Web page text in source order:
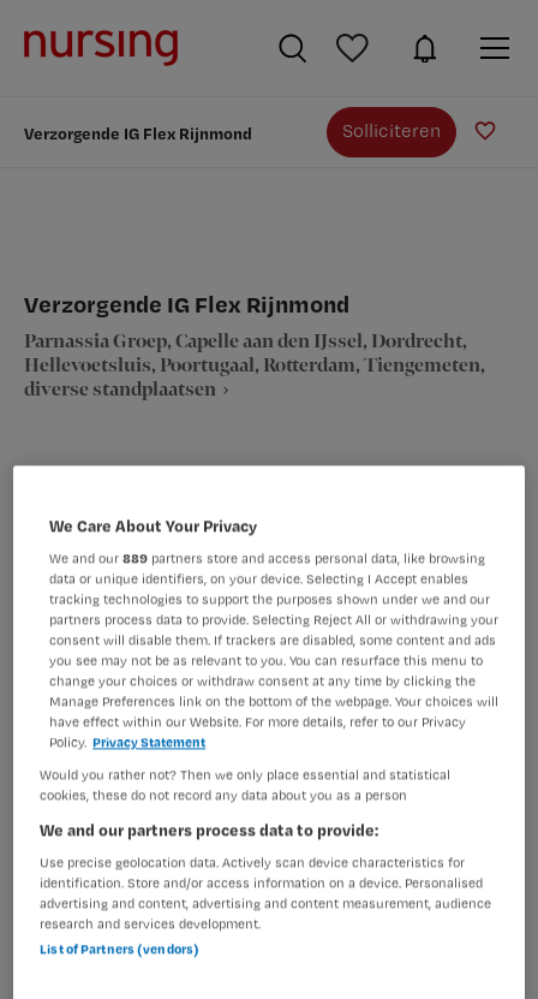
Verzorgende IG Flex Rijnmond Solliciteren
Verzorgende IG Flex Rijnmond
Parnassia Groep, Capelle aan den IJssel, Dordrecht,
Hellevoetsluis, Poortugaal, Rotterdam, Tiengemeten,
diverse standplaatsen
Verpleegkunde Verzorgende IG
BRANCHE
Zelfstandige kliniek
AANSTELLING
Niet nader bepaald
PLAATSINGSDATUM
24 maart 2026
NIVEAU
MBO
Ervaren Parttime
Vacature niet beschikbaar
Deze vacature Verzorgende IG Flex Rijnmond bij
Parnassia Groep is niet meer actueel. Hieronder staan
We Care About Your Privacy
We and our889 partners store and access personal data, like browsing
data or unique identifiers, on your device. Selecting I Accept enables
tracking technologies to support the purposes shown under we and our
partners process data to provide. Selecting Reject All or withdrawing your
consent will disable them. If trackers are disabled, some content and ads
you see may not be as relevant to you. You can resurface this menu to
change your choices or withdraw consent at any time by clicking the
Manage Preferences link on the bottom of the webpage. Your choices will
have effect within our Website. For more details, refer to our Privacy
Policy. Privacy Statement
Would you rather not? Then we only place essential and statistical
cookies, these do not record any data about you as a person
We and our partners process data to provide:
Use precise geolocation data. Actively scan device characteristics for
identification. Store and/or access information on a device. Personalised
advertising and content, advertising and content measurement, audience
research and services development.
List of Partners (vendors)